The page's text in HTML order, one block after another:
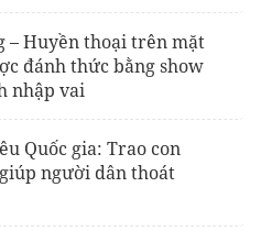
– Huyền thoại trên mặt
đánh thức bằng show
nhập vai
Quốc gia: Trao con
người dân thoát